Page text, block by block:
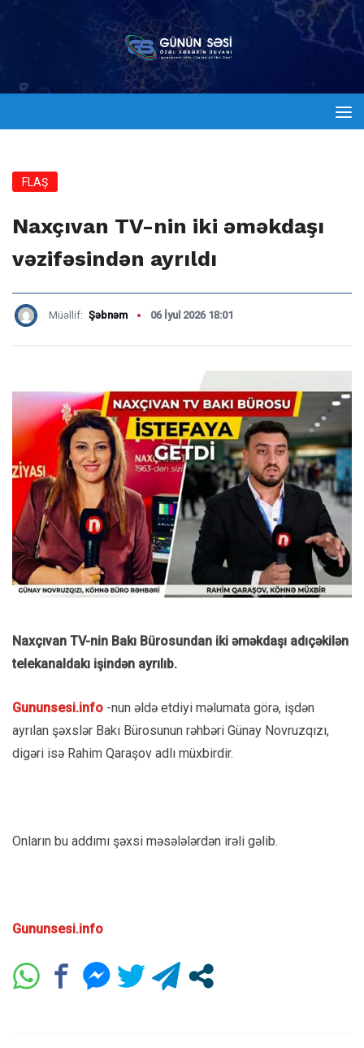
FLAŞ
Naxçıvan TV-nin iki əməkdaşı
vəzifəsindən ayrıldı
Müəllif: Şəbnəm 06 İyul 2026 18:01
Naxçıvan TV-nin Bakı Bürosundan iki əməkdaşı adıçəkilən
telekanaldakı işindən ayrılıb.
Gununsesi.info -nun əldə etdiyi məlumata görə, işdən
ayrılan şəxslər Bakı Bürosunun rəhbəri Günay Novruzqızı,
digəri isə Rahim Qaraşov adlı müxbirdir.
Onların bu addımı şəxsi məsələlərdən irəli gəlib.
Gununsesi.info